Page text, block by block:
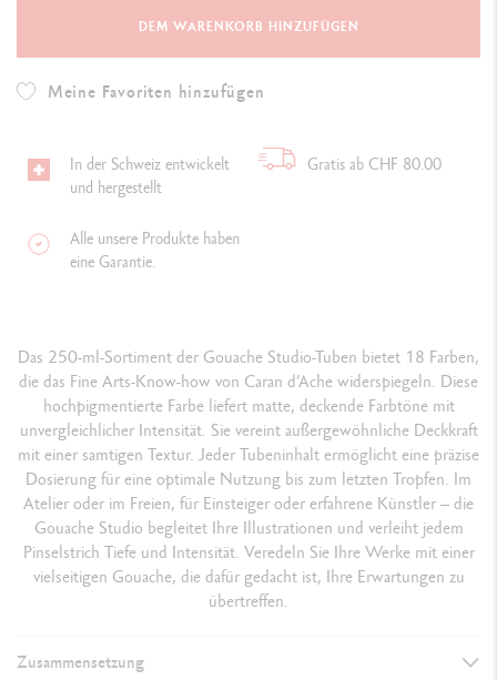
DEM WARENKORB HINZUFÜGEN
Meine Favoriten hinzufügen
In der Schweiz entwickelt
und hergestellt
Gratis ab CHF 80.00
Alle unsere Produkte haben
eine Garantie.
Das 250-ml-Sortiment der Gouache Studio-Tuben bietet 18 Farben,
die das Fine Arts-Know-how von Caran d’Ache widerspiegeln. Diese
hochpigmentierte Farbe liefert matte, deckende Farbtöne mit
unvergleichlicher Intensität. Sie vereint außergewöhnliche Deckkraft
mit einer samtigen Textur. Jeder Tubeninhalt ermöglicht eine präzise
Dosierung für eine optimale Nutzung bis zum letzten Tropfen. Im
Atelier oder im Freien, für Einsteiger oder erfahrene Künstler – die
Gouache Studio begleitet Ihre Illustrationen und verleiht jedem
Pinselstrich Tiefe und Intensität. Veredeln Sie Ihre Werke mit einer
vielseitigen Gouache, die dafür gedacht ist, Ihre Erwartungen zu
übertreffen.
Zusammensetzung